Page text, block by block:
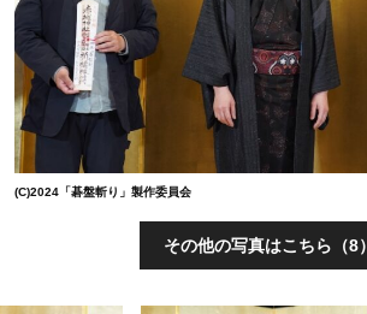
(C)2024「碁盤斬り」製作委員会
その他の写真はこちら（8）